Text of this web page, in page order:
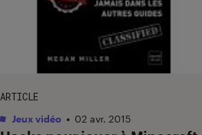
ARTICLE
Jeux vidéo • 02 avr. 2015